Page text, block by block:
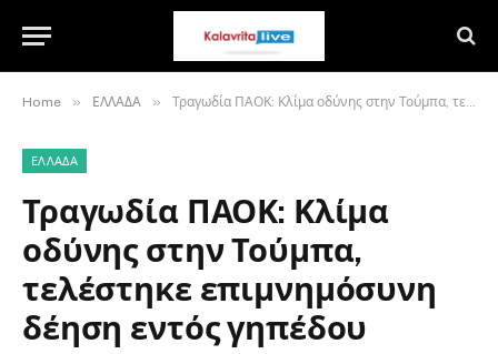
Home » ΕΛΛΑΔΑ » Τραγωδία ΠΑΟΚ: Κλίμα οδύνης στην Τούμπα, τελέστηκε επιμνημόσυνη δέηση εντός γηπέδου
ΕΛΛΑΔΑ
Τραγωδία ΠΑΟΚ: Κλίμα
οδύνης στην Τούμπα,
τελέστηκε επιμνημόσυνη
δέηση εντός γηπέδου